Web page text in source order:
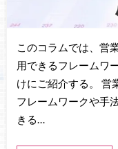
このコラムでは、営
用できるフレームワ
けにご紹介する。 営
フレームワークや手
きる…